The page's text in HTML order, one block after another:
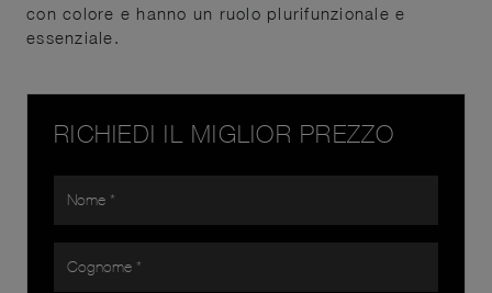
con colore e hanno un ruolo plurifunzionale e
essenziale.
RICHIEDI IL MIGLIOR PREZZO